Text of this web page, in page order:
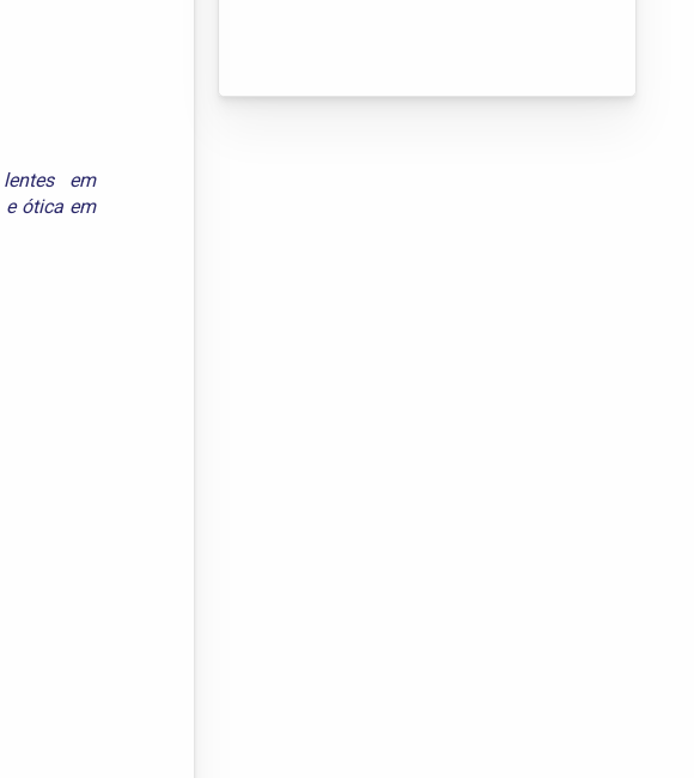
lentes em
e ótica em